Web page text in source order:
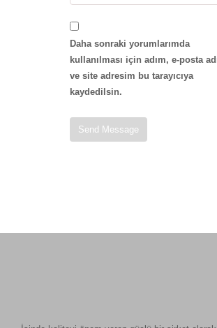
Daha sonraki yorumlarımda
kullanılması için adım, e-posta
ve site adresim bu tarayıcıya
kaydedilsin.